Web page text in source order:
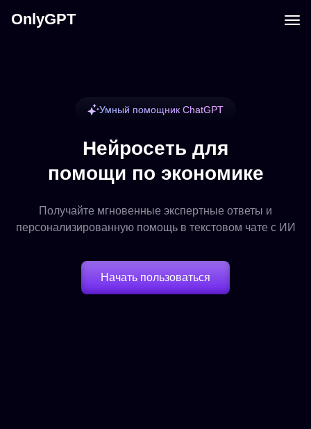
OnlyGPT
Умный помощник ChatGPT
Нейросеть для
помощи по экономике
Получайте мгновенные экспертные ответы и
персонализированную помощь в текстовом чате с ИИ
Начать пользоваться